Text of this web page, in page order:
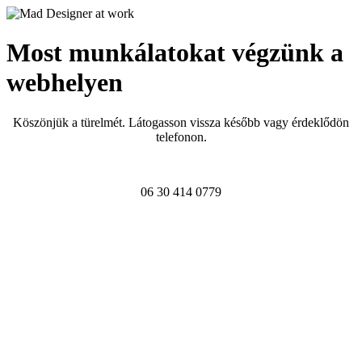
Most munkálatokat végzünk a
webhelyen
Köszönjük a türelmét. Látogasson vissza később vagy érdeklődön
telefonon.
06 30 414 0779